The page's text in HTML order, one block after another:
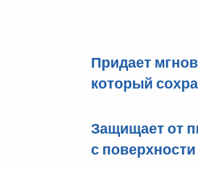
Придает
который
Защищает от
с поверхности